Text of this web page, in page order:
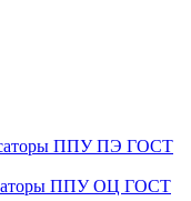
ППУ ПЭ ГОСТ
ППУ ОЦ ГОСТ